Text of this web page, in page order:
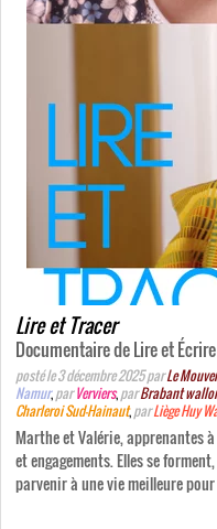
Lire et Tracer
Documentaire de Lire et Écrire
posté le 3 décembre 2025parLe
Namur,parVerviers,parBrabant
Charleroi Sud-Hainaut,parLiège Huy
Marthe et Valérie, apprenantes
et engagements. Elles se
parvenir à une vie meilleure